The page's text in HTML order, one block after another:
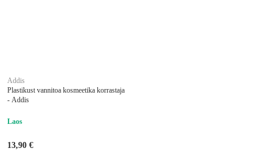
Addis
Plastikust vannitoa kosmeetika korrastaja
- Addis
Laos
13,90 €